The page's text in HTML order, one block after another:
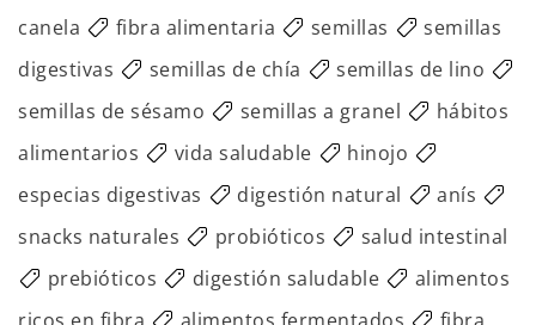
canela
fibra alimentaria semillas
semillas
digestivas
semillas de chía
semillas de lino
semillas de sésamo
semillas a granel
hábitos
alimentarios
vida saludable
hinojo
especias digestivas
digestión natural
anís
snacks naturales
probióticos
salud intestinal
prebióticos
digestión saludable
alimentos